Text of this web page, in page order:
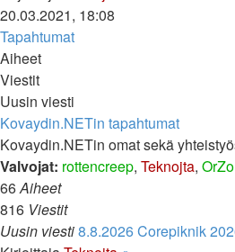
20.03.2021, 18:08
Tapahtumat
Aiheet
Viestit
Uusin viesti
Kovaydin.NETin tapahtumat
Kovaydin.NETin omat sekä
Valvojat: rottencreep, Teknojta, OrZo
66Aiheet
816 Viestit
Uusin viesti8.8.2026 Corepiknik